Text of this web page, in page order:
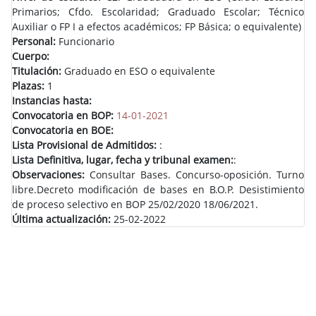
Primarios; Cfdo. Escolaridad; Graduado Escolar; Técnico
Auxiliar o FP I a efectos académicos; FP Básica; o equivalente)
Personal: Funcionario
Cuerpo:
Titulación: Graduado en ESO o equivalente
Plazas: 1
Instancias hasta:
Convocatoria en BOP: 14-01-2021
Convocatoria en BOE:
Lista Provisional de Admitidos: :
Lista Definitiva, lugar, fecha y tribunal examen::
Observaciones: Consultar Bases. Concurso-oposición. Turno
libre.Decreto modificación de bases en B.O.P. Desistimiento
de proceso selectivo en BOP 25/02/2020 18/06/2021.
Última actualización: 25-02-2022